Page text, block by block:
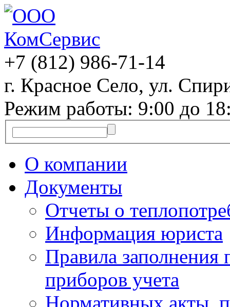
+7 (812) 986-71-14
г. Красное Село, ул.
Режим работы: 9:00 до
О компании
Документы
Отчеты о
Информация юриста
Правила заполнения
приборов учета
Нормативных акты,